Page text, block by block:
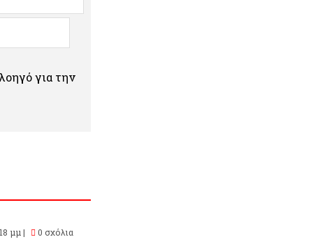
για την
μμ | 0 σχόλια